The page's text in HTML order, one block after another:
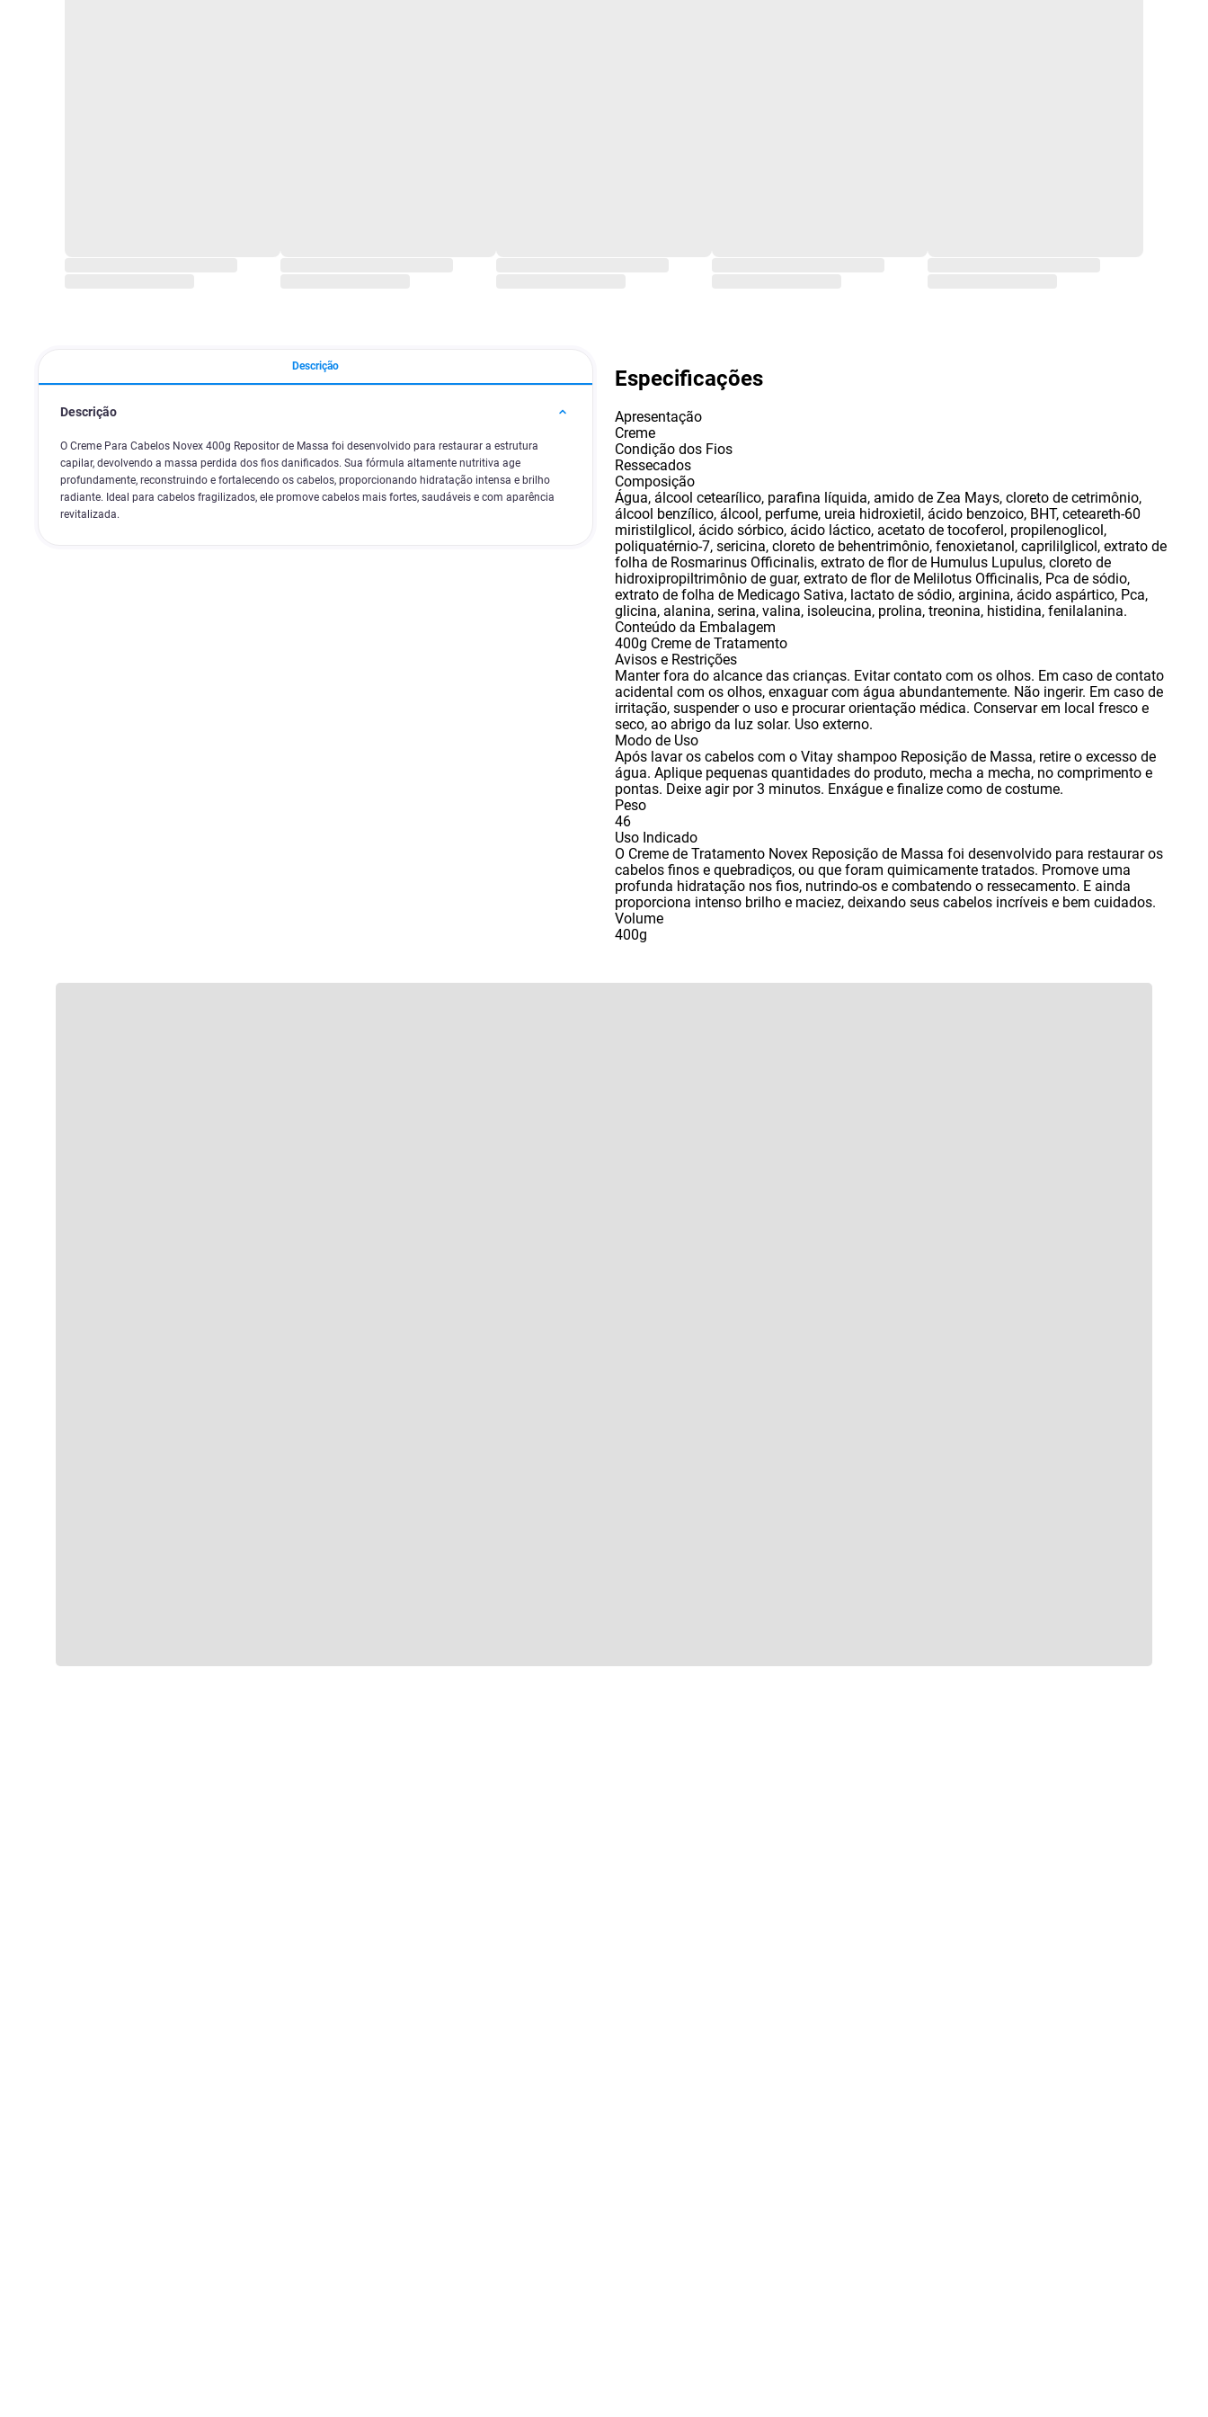
Descrição
Descrição
O Creme Para Cabelos Novex 400g Repositor de Massa foi desenvolvido para restaurar a estrutura
capilar, devolvendo a massa perdida dos fios danificados. Sua fórmula altamente nutritiva age
profundamente, reconstruindo e fortalecendo os cabelos, proporcionando hidratação intensa e brilho
radiante. Ideal para cabelos fragilizados, ele promove cabelos mais fortes, saudáveis e com aparência
revitalizada.
Especificações
Apresentação
Creme
Condição dos Fios
Ressecados
Composição
Água, álcool cetearílico, parafina líquida, amido de Zea Mays, cloreto de cetrimônio,
álcool benzílico, álcool, perfume, ureia hidroxietil, ácido benzoico, BHT, ceteareth-60
miristilglicol, ácido sórbico, ácido láctico, acetato de tocoferol, propilenoglicol,
poliquatérnio-7, sericina, cloreto de behentrimônio, fenoxietanol, caprililglicol, extrato de
folha de Rosmarinus Officinalis, extrato de flor de Humulus Lupulus, cloreto de
hidroxipropiltrimônio de guar, extrato de flor de Melilotus Officinalis, Pca de sódio,
extrato de folha de Medicago Sativa, lactato de sódio, arginina, ácido aspártico, Pca,
glicina, alanina, serina, valina, isoleucina, prolina, treonina, histidina, fenilalanina.
Conteúdo da Embalagem
400g Creme de Tratamento
Avisos e Restrições
Manter fora do alcance das crianças. Evitar contato com os olhos. Em caso de contato
acidental com os olhos, enxaguar com água abundantemente. Não ingerir. Em caso de
irritação, suspender o uso e procurar orientação médica. Conservar em local fresco e
seco, ao abrigo da luz solar. Uso externo.
Modo de Uso
Após lavar os cabelos com o Vitay shampoo Reposição de Massa, retire o excesso de
água. Aplique pequenas quantidades do produto, mecha a mecha, no comprimento e
pontas. Deixe agir por 3 minutos. Enxágue e finalize como de costume.
Peso
46
Uso Indicado
O Creme de Tratamento Novex Reposição de Massa foi desenvolvido para restaurar os
cabelos finos e quebradiços, ou que foram quimicamente tratados. Promove uma
profunda hidratação nos fios, nutrindo-os e combatendo o ressecamento. E ainda
proporciona intenso brilho e maciez, deixando seus cabelos incríveis e bem cuidados.
Volume
400g